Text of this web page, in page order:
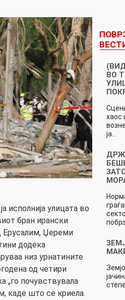
исполнија улицата во
бран ирански
Ерусалим, Џереми
додека
низ урнатините
од четири
„го почувствувала
каде што се криела.
ВО
хаос
ја…